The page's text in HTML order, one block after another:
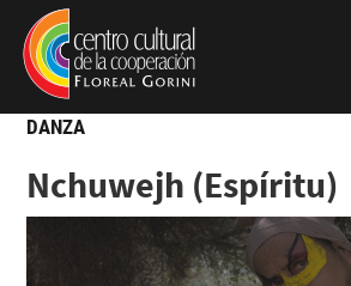
Pasar al contenido principal
Jump to main content
DANZA
Nchuwejh (Espíritu)